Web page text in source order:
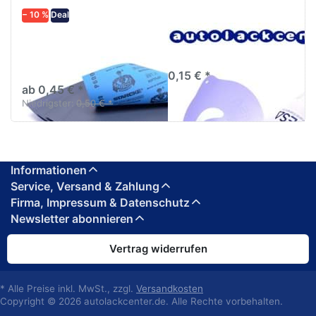
− 10 % Deal
diversen Körnungen
ab 0,45 € *
Niedrigster: 0,50 € *
Lacksieb 125µm
0,15 € *
Informationen
Service, Versand & Zahlung
Firma, Impressum & Datenschutz
Newsletter abonnieren
Vertrag widerrufen
* Alle Preise inkl. MwSt., zzgl. Versandkosten
Copyright © 2026 autolackcenter.de. Alle Rechte vorbehalten.